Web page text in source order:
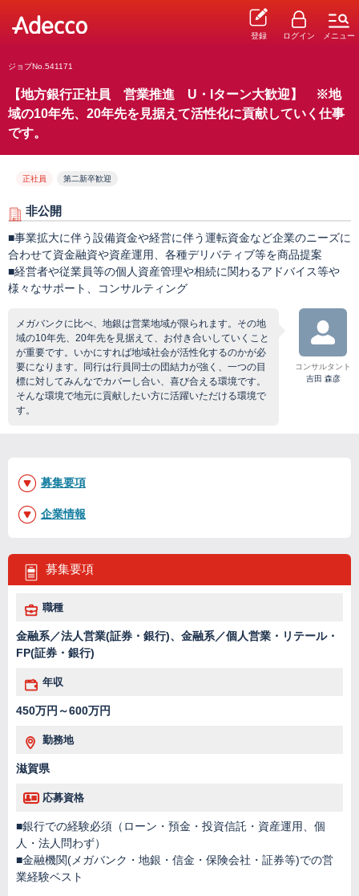
登録 ログイン メニュー
ジョブNo.541171
【地方銀行正社員 営業推進 U・Iターン大歓迎】 ※地
域の10年先、20年先を見据えて活性化に貢献していく仕事
です。
正社員 第二新卒歓迎
非公開
■事業拡大に伴う設備資金や経営に伴う運転資金など企業のニーズに
合わせて資金融資や資産運用、各種デリバティブ等を商品提案
■経営者や従業員等の個人資産管理や相続に関わるアドバイス等や
様々なサポート、コンサルティング
メガバンクに比べ、地銀は営業地域が限られます。その地
域の10年先、20年先を見据えて、お付き合いしていくこと
が重要です。いかにすれば地域社会が活性化するのかが必
要になります。同行は行員同士の団結力が強く、一つの目
標に対してみんなでカバーし合い、喜び合える環境です。
そんな環境で地元に貢献したい方に活躍いただける環境で
す。
コンサルタント
吉田 森彦
募集要項
職種
金融系／法人営業(証券・銀行)、金融系／個人営業・リテール・
FP(証券・銀行)
年収
450万円～600万円
勤務地
滋賀県
応募資格
■銀行での経験必須（ローン・預金・投資信託・資産運用、個
人・法人問わず）
■金融機関(メガバンク・地銀・信金・保険会社・証券等)での営
業経験ベスト
募集要項
企業情報